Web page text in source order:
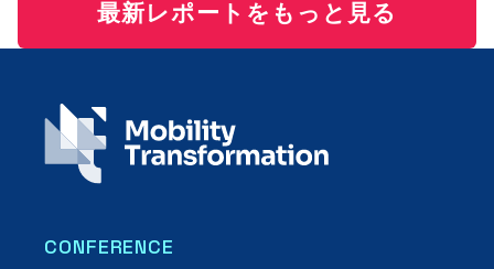
最新レポートをもっと見る
CONFERENCE